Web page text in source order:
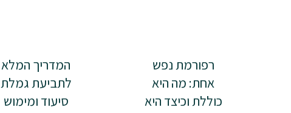
רפורמת נפש
אחת: מה היא
כוללת וכיצד היא
המדריך המלא
לתביעת גמלת
סיעוד ומימוש